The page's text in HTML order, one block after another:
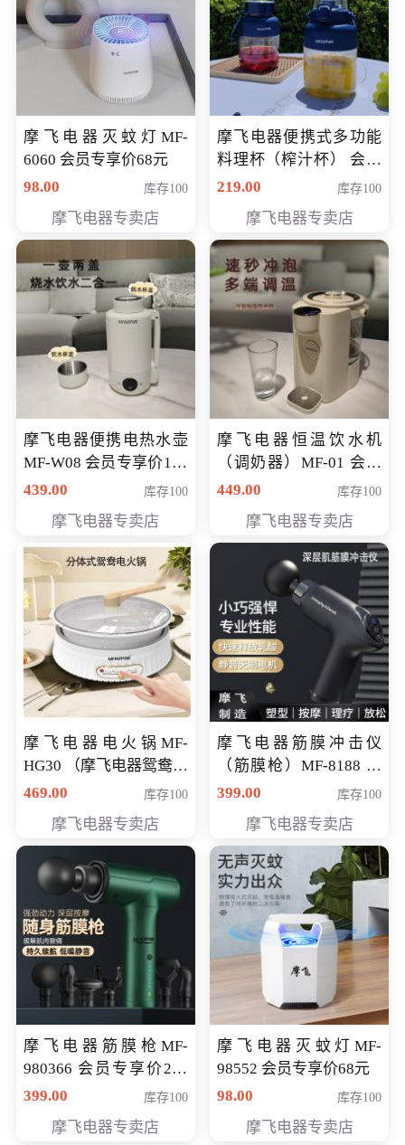
摩飞电器灭蚊灯MF-
6060 会员专享价68元
98.00
库存100
摩飞电器专卖店
摩飞电器便携式多功能
料理杯（榨汁杯） 会员
专享价118元
219.00 库存100
摩飞电器专卖店
摩飞电器便携电热水壶
MF-W08 会员专享价198
元
439.00 库存100
摩飞电器专卖店
摩飞电器恒温饮水机
（调奶器）MF-01 会员
专享价366元
449.00 库存100
摩飞电器专卖店
摩飞电器电火锅MF-
HG30 （摩飞电器鸳鸯锅
MF-HG30 ） 会员专享价
469.00 库存100
摩飞电器专卖店
摩飞电器筋膜冲击仪
（筋膜枪）MF-8188 会
员专享价268元
399.00 库存100
摩飞电器专卖店
摩飞电器筋膜枪MF-
980366 会员专享价299
元
399.00 库存100
摩飞电器专卖店
摩飞电器灭蚊灯MF-
98552 会员专享价68元
98.00
库存100
摩飞电器专卖店